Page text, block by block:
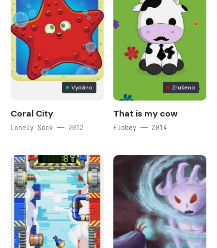
Vydáno
Coral City
Lonely Sock — 2012
Zrušeno
That is my cow
Flobey — 2014